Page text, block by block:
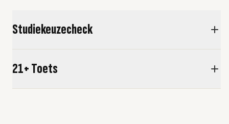
Studiekeuzecheck
21+ Toets